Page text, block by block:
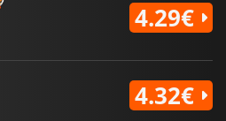
4.29€
4.32€